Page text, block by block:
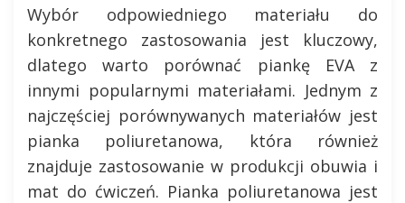
Wybór odpowiedniego materiału do
konkretnego zastosowania jest kluczowy,
dlatego warto porównać piankę EVA z
innymi popularnymi materiałami. Jednym z
najczęściej porównywanych materiałów jest
pianka poliuretanowa, która również
znajduje zastosowanie w produkcji obuwia i
mat do ćwiczeń. Pianka poliuretanowa jest